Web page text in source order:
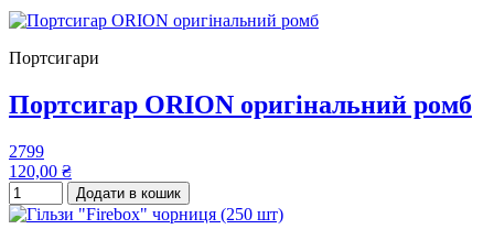
Портсигари
Портсигар ORION оригінальний ромб
2799
120,00 ₴
Додати в кошик